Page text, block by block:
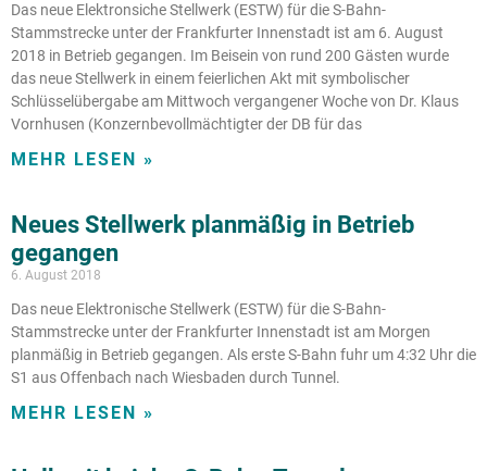
Das neue Elektronsiche Stellwerk (ESTW) für die S-Bahn-
Stammstrecke unter der Frankfurter Innenstadt ist am 6. August
2018 in Betrieb gegangen. Im Beisein von rund 200 Gästen wurde
das neue Stellwerk in einem feierlichen Akt mit symbolischer
Schlüsselübergabe am Mittwoch vergangener Woche von Dr. Klaus
Vornhusen (Konzernbevollmächtigter der DB für das
MEHR LESEN »
Neues Stellwerk planmäßig in Betrieb
gegangen
6. August 2018
Das neue Elektronische Stellwerk (ESTW) für die S-Bahn-
Stammstrecke unter der Frankfurter Innenstadt ist am Morgen
planmäßig in Betrieb gegangen. Als erste S-Bahn fuhr um 4:32 Uhr die
S1 aus Offenbach nach Wiesbaden durch Tunnel.
MEHR LESEN »